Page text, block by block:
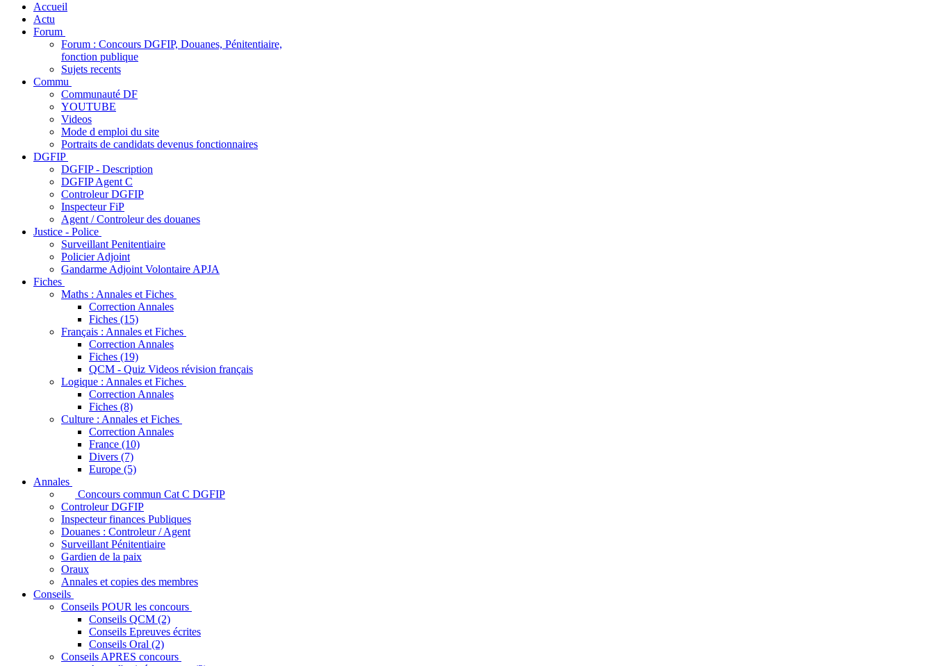
Accueil
Actu
Forum
Forum : Concours DGFIP, Douanes, Pénitentiaire,
fonction publique
Sujets recents
Commu
Communauté DF
YOUTUBE
Videos
Mode d emploi du site
Portraits de candidats devenus fonctionnaires
DGFIP
DGFIP - Description
DGFIP Agent C
Controleur DGFIP
Inspecteur FiP
Agent / Controleur des douanes
Justice - Police
Surveillant Penitentiaire
Policier Adjoint
Gandarme Adjoint Volontaire APJA
Fiches
Maths : Annales et Fiches
Correction Annales
Fiches (15)
Français : Annales et Fiches
Correction Annales
Fiches (19)
QCM - Quiz Videos révision français
Logique : Annales et Fiches
Correction Annales
Fiches (8)
Culture : Annales et Fiches
Correction Annales
France (10)
Divers (7)
Europe (5)
Annales
Concours commun Cat C DGFIP
Controleur DGFIP
Inspecteur finances Publiques
Douanes : Controleur / Agent
Surveillant Pénitentiaire
Gardien de la paix
Oraux
Annales et copies des membres
Conseils
Conseils POUR les concours
Conseils QCM (2)
Conseils Epreuves écrites
Conseils Oral (2)
Conseils APRES concours